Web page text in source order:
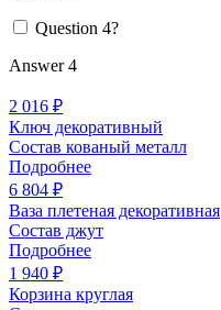
Question 4?
Answer 4
2 016 ₽
Ключ декоративный
Состав кованый металл
Подробнее
6 804 ₽
Ваза плетеная декоративная
Состав джут
Подробнее
1 940 ₽
Корзина круглая